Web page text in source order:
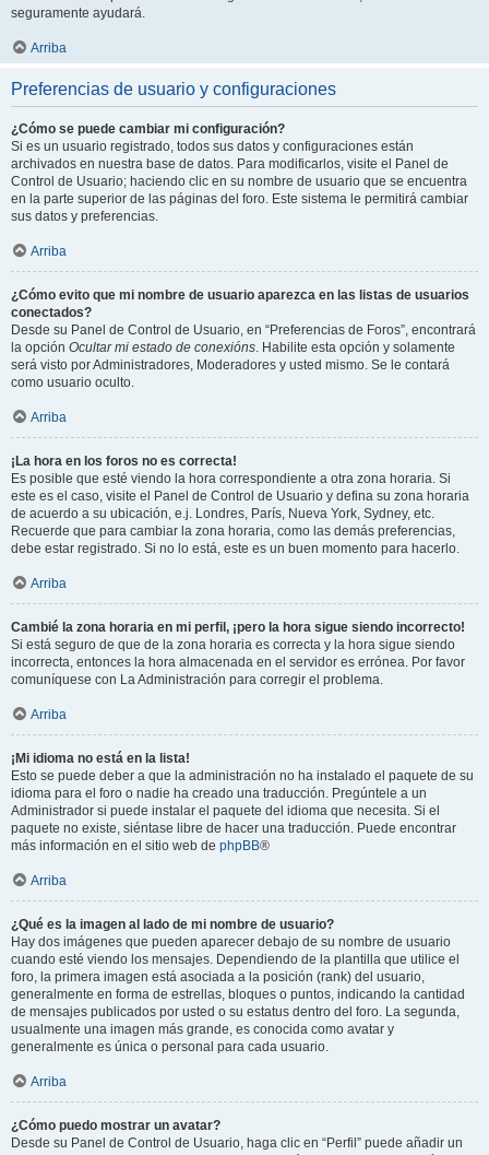
seguramente ayudará.
Arriba
Preferencias de usuario y configuraciones
¿Cómo se puede cambiar mi configuración?
Si es un usuario registrado, todos sus datos y configuraciones están
archivados en nuestra base de datos. Para modificarlos, visite el Panel de
Control de Usuario; haciendo clic en su nombre de usuario que se encuentra
en la parte superior de las páginas del foro. Este sistema le permitirá cambiar
sus datos y preferencias.
Arriba
¿Cómo evito que mi nombre de usuario aparezca en las listas de usuarios
conectados?
Desde su Panel de Control de Usuario, en “Preferencias de Foros”, encontrará
la opción Ocultar mi estado de conexións. Habilite esta opción y solamente
será visto por Administradores, Moderadores y usted mismo. Se le contará
como usuario oculto.
Arriba
¡La hora en los foros no es correcta!
Es posible que esté viendo la hora correspondiente a otra zona horaria. Si
este es el caso, visite el Panel de Control de Usuario y defina su zona horaria
de acuerdo a su ubicación, e.j. Londres, París, Nueva York, Sydney, etc.
Recuerde que para cambiar la zona horaria, como las demás preferencias,
debe estar registrado. Si no lo está, este es un buen momento para hacerlo.
Arriba
Cambié la zona horaria en mi perfil, ¡pero la hora sigue siendo incorrecto!
Si está seguro de que de la zona horaria es correcta y la hora sigue siendo
incorrecta, entonces la hora almacenada en el servidor es errónea. Por favor
comuníquese con La Administración para corregir el problema.
Arriba
¡Mi idioma no está en la lista!
Esto se puede deber a que la administración no ha instalado el paquete de su
idioma para el foro o nadie ha creado una traducción. Pregúntele a un
Administrador si puede instalar el paquete del idioma que necesita. Si el
paquete no existe, siéntase libre de hacer una traducción. Puede encontrar
más información en el sitio web de phpBB®
Arriba
¿Qué es la imagen al lado de mi nombre de usuario?
Hay dos imágenes que pueden aparecer debajo de su nombre de usuario
cuando esté viendo los mensajes. Dependiendo de la plantilla que utilice el
foro, la primera imagen está asociada a la posición (rank) del usuario,
generalmente en forma de estrellas, bloques o puntos, indicando la cantidad
de mensajes publicados por usted o su estatus dentro del foro. La segunda,
usualmente una imagen más grande, es conocida como avatar y
generalmente es única o personal para cada usuario.
Arriba
¿Cómo puedo mostrar un avatar?
Desde su Panel de Control de Usuario, haga clic en “Perfil” puede añadir un